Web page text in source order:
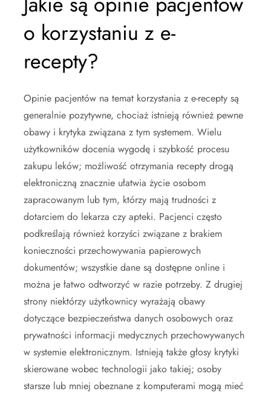
o korzystaniu z e-
recepty?
Opinie pacjentów na temat korzystania z e-recepty są
generalnie pozytywne, chociaż istnieją również pewne
obawy i krytyka związana z tym systemem. Wielu
użytkowników docenia wygodę i szybkość procesu
zakupu leków; możliwość otrzymania recepty drogą
elektroniczną znacznie ułatwia życie osobom
zapracowanym lub tym, którzy mają trudności z
dotarciem do lekarza czy apteki. Pacjenci często
podkreślają również korzyści związane z brakiem
konieczności przechowywania papierowych
dokumentów; wszystkie dane są dostępne online i
można je łatwo odtworzyć w razie potrzeby. Z drugiej
strony niektórzy użytkownicy wyrażają obawy
dotyczące bezpieczeństwa danych osobowych oraz
prywatności informacji medycznych przechowywanych
w systemie elektronicznym. Istnieją także głosy krytyki
skierowane wobec technologii jako takiej; osoby
starsze lub mniej obeznane z komputerami mogą mieć